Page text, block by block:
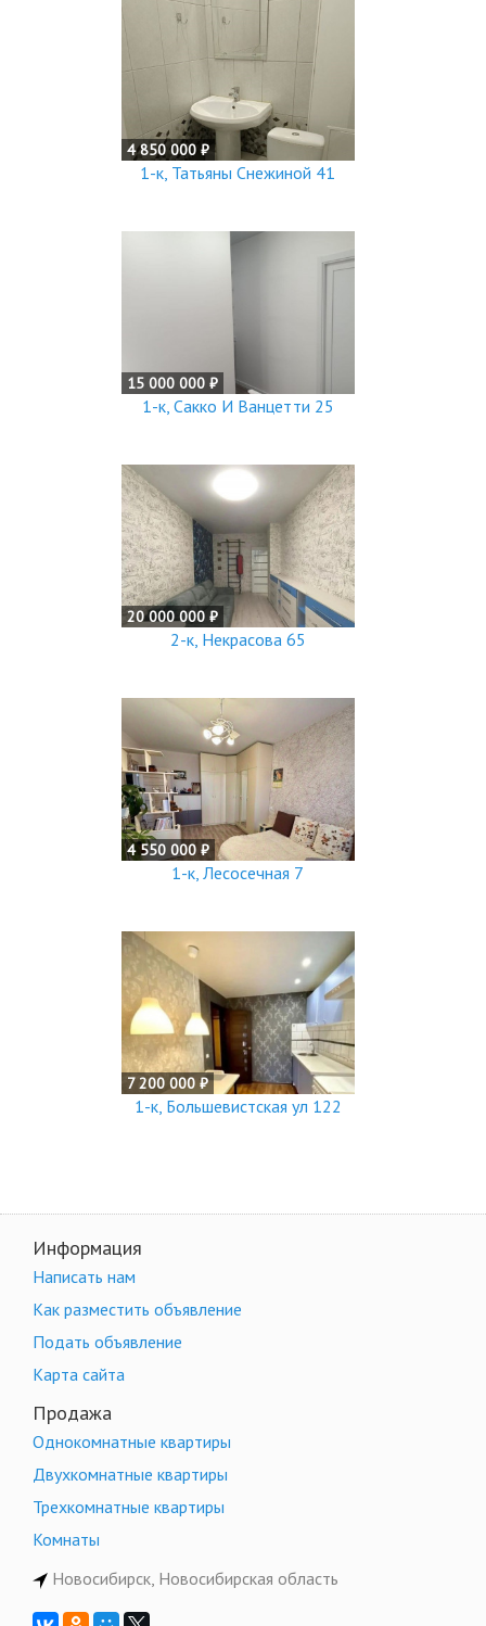
4 850 000 ₽
1-к, Татьяны Снежиной 41
15 000 000 ₽
1-к, Сакко И Ванцетти 25
20 000 000 ₽
2-к, Некрасова 65
4 550 000 ₽
1-к, Лесосечная 7
7 200 000 ₽
1-к, Большевистская ул 122
Информация
Написать нам
Как разместить объявление
Подать объявление
Карта сайта
Продажа
Однокомнатные квартиры
Двухкомнатные квартиры
Трехкомнатные квартиры
Комнаты
Новосибирск, Новосибирская область